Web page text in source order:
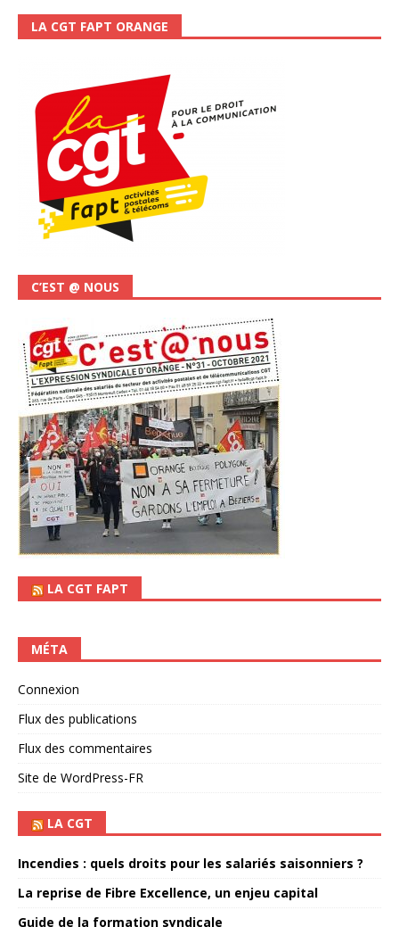
LA CGT FAPT ORANGE
C’EST @ NOUS
LA CGT FAPT
MÉTA
Connexion
Flux des publications
Flux des commentaires
Site de WordPress-FR
LA CGT
Incendies : quels droits pour les salariés saisonniers ?
La reprise de Fibre Excellence, un enjeu capital
Guide de la formation syndicale